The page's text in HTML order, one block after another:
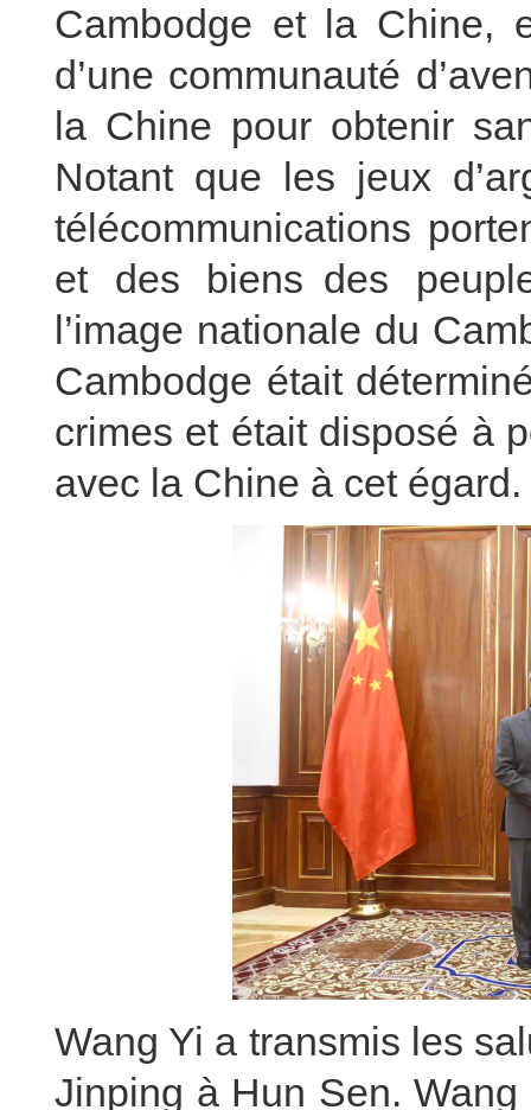
Cambodge et la Chine,
d’une communauté
la Chine pour obtenir
Notant que les jeux
télécommunications
et des biens des
l’image nationale du
Cambodge était
crimes et était disposé à
avec la Chine à cet égard.
Wang Yi a transmis les
Jinping à Hun Sen.